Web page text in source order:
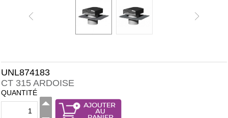
UNL874183
CT 315 ARDOISE
QUANTITÉ